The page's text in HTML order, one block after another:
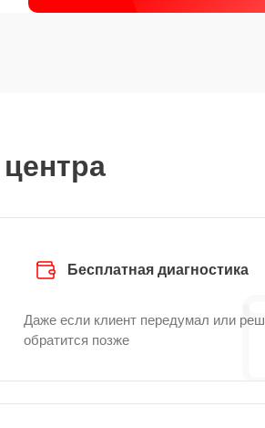
Бесплатная диагностика
Даже если клиент передумал или
обратится позже